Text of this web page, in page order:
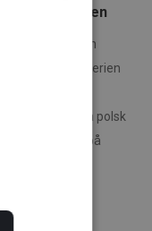
Byggforskserien
i Byggforskserien
- informasjon på polsk
- informasjon på